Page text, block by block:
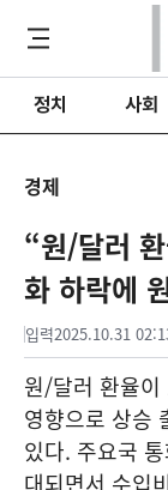
정치 사회
경제
“원/달러
화 하락에
입력2025.10.31
원/달러 환율
영향으로 상승
있다. 주요국
대되면서 수입